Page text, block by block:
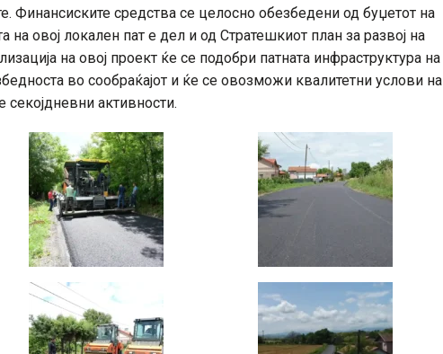
Финансиските средства се целосно обезбедени од буџетот на
на овој локален пат е дел и од Стратешкиот план за развој на
на овој проект ќе се подобри патната инфраструктура на
во сообраќајот и ќе се овозможи квалитетни услови на
активности.